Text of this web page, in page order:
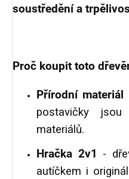
soustředění a
Proč koupit toto
Přírodní materiál
postavičky
materiálů.
Hračka 2v1 -
autíčkem i